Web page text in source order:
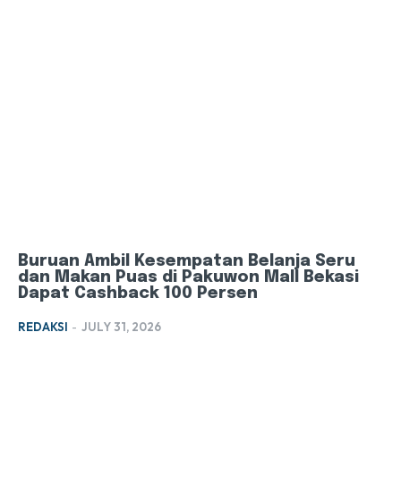
Buruan Ambil Kesempatan Belanja Seru
dan Makan Puas di Pakuwon Mall Bekasi
Dapat Cashback 100 Persen
REDAKSI - JULY 31, 2026